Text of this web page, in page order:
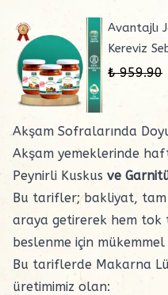
Avantajlı
Kereviz
₺ 959.90
Akşam Sofralarında
Akşam yemeklerinde
Peynirli Kuskus ve
Bu tarifler; bakliyat,
araya getirerek hem tok
beslenme için
Bu tariflerde Makarna
üretimimiz olan: